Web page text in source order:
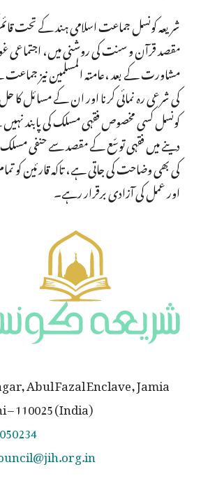
شریعہ کونسل جماعت اسلامی ہند کے تحت
مقصد قرآن و سنت کی روشنی میں، اجتماعی
مشاورت کے بعد ،عامتہ المسلمین نیز
کی شرعی رہ نمائی کرنا اور ان کے مسائل کا
کونسل کسی مخصوص فقہی مسلک کی پابند
دینے میں فقہی توسّع کے مقصد سے حنفی
کی بھی وضاحت کی جاتی ہے، تاکہ قارئین کو
اور عمل کی آزادی برقرار رہے۔
Abul Fazal Enclave, Jamia
110025 (India)